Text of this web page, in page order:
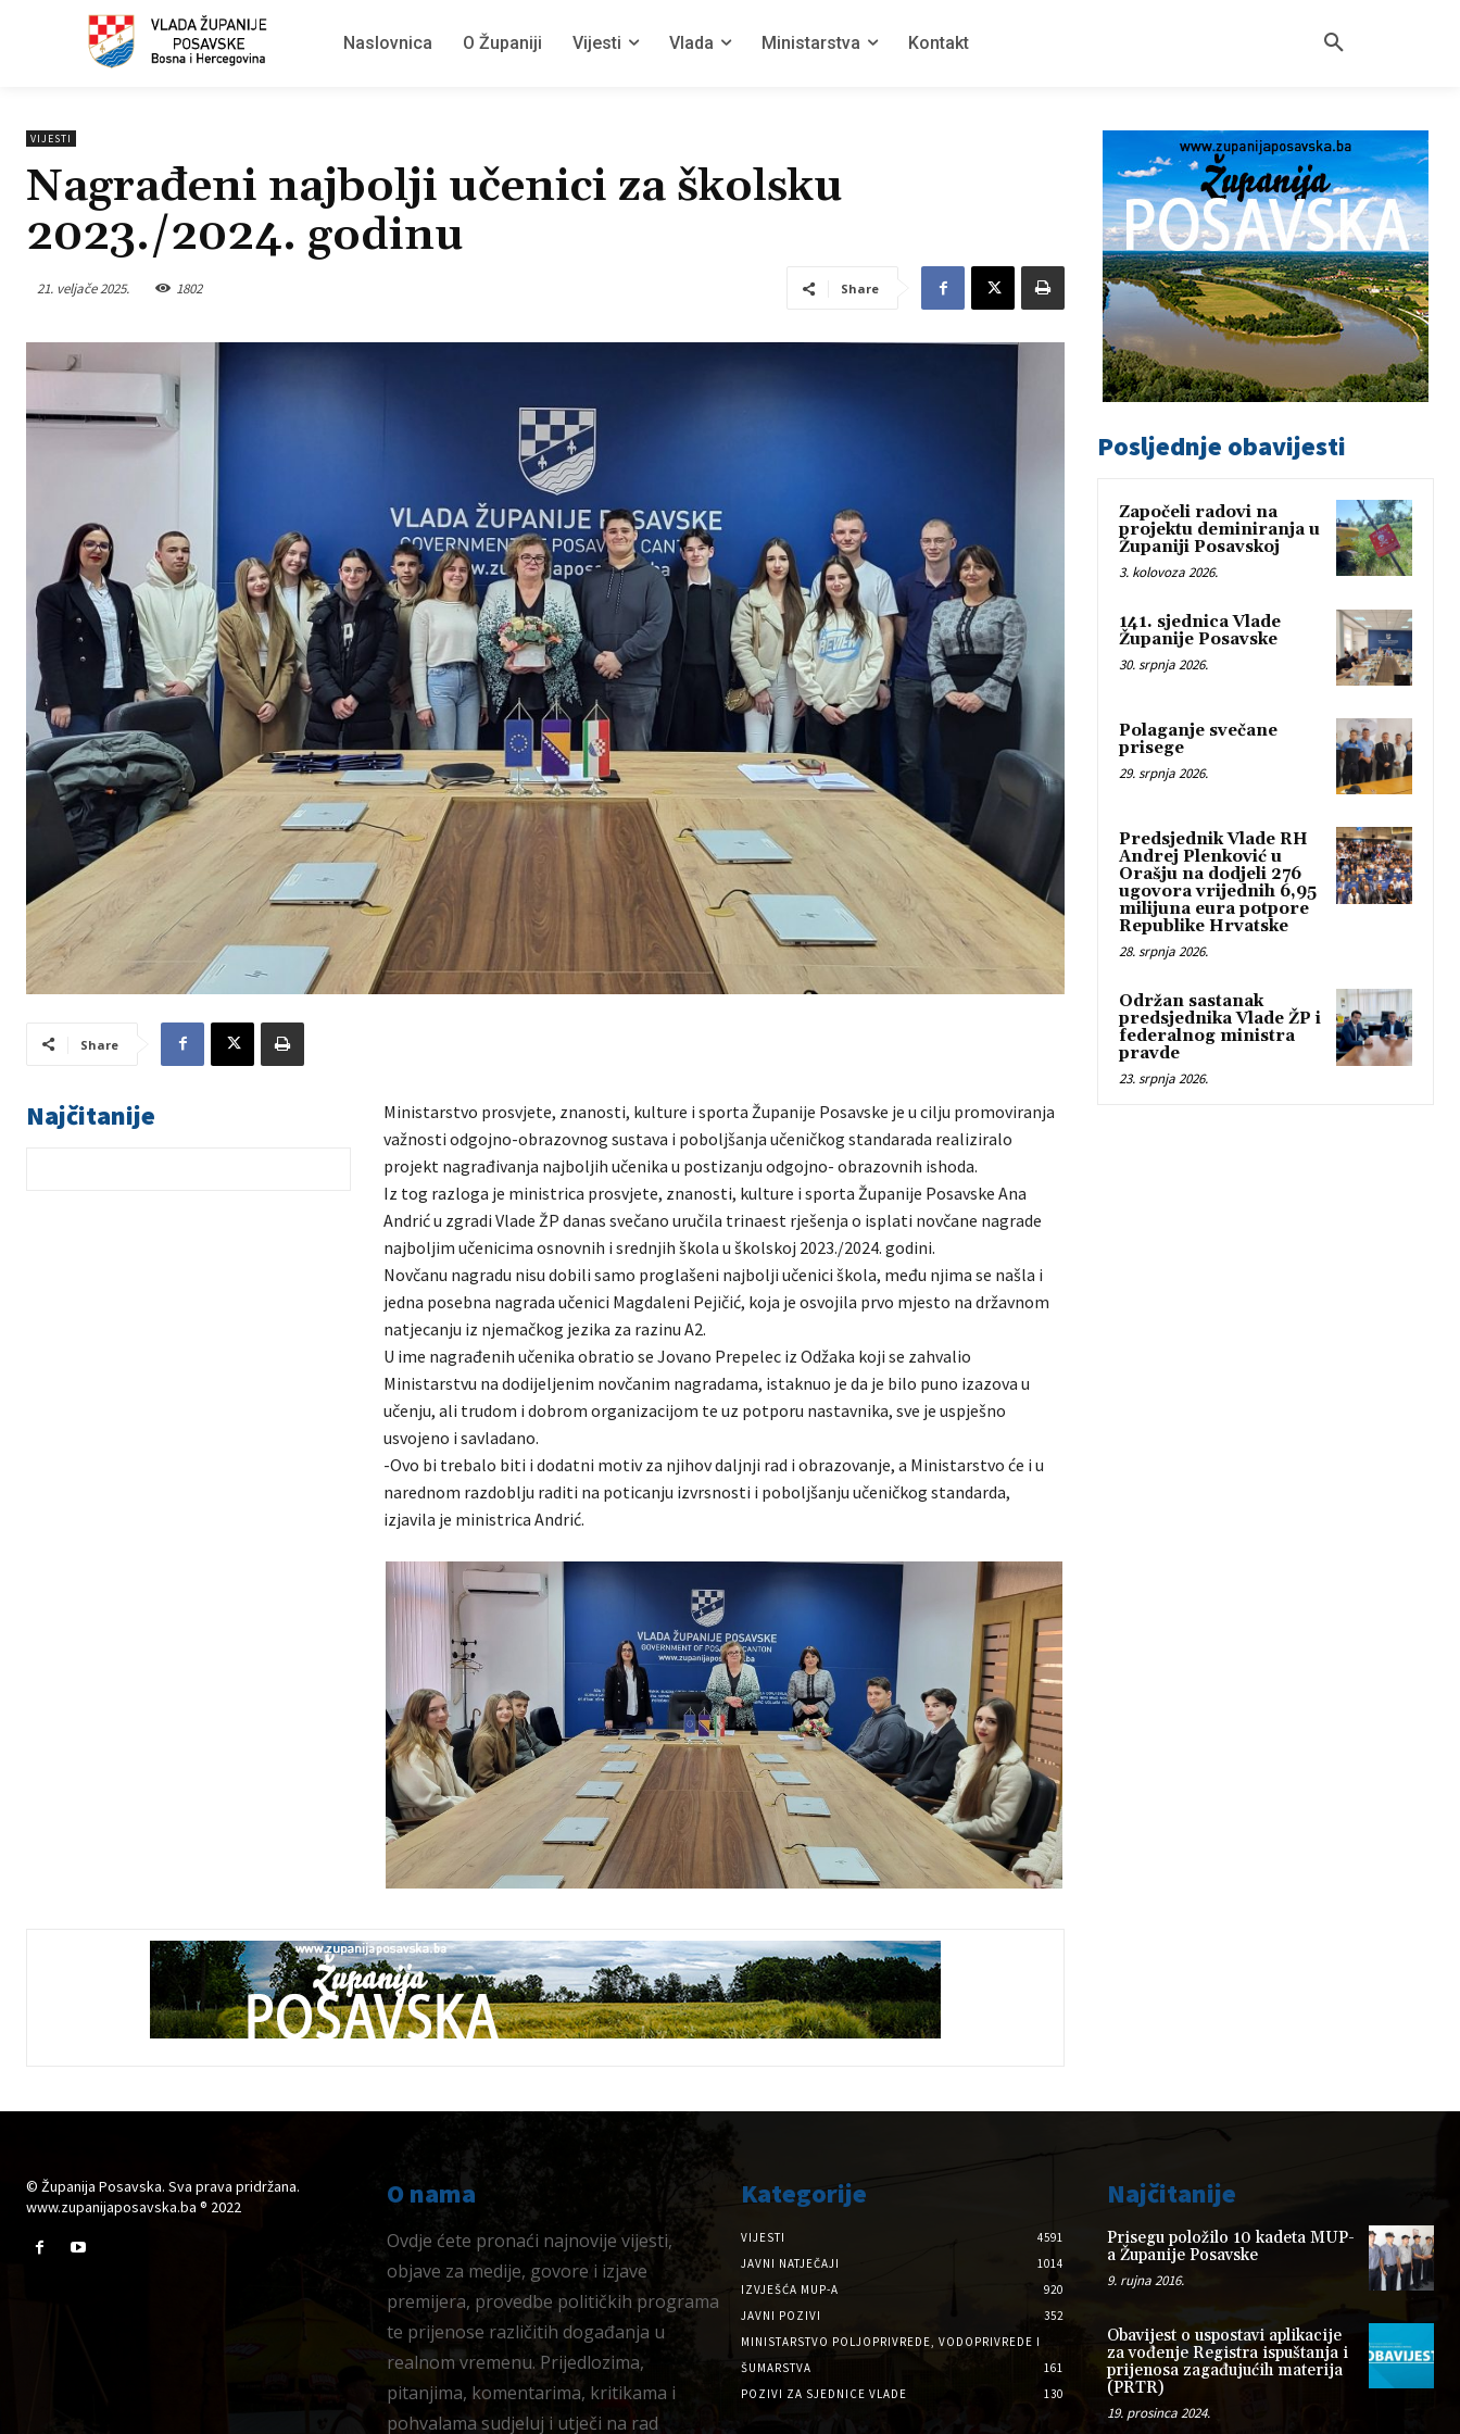
Naslovnica O Županiji Vijesti Vlada Ministarstva Kontakt
VIJESTI
Nagrađeni najbolji učenici za školsku
2023./2024. godinu
21. veljače 2025. 1802 Share
Share
Najčitanije
Ministarstvo prosvjete, znanosti, kulture i sporta Županije Posavske je u cilju promoviranja
važnosti odgojno-obrazovnog sustava i poboljšanja učeničkog standarada realiziralo
projekt nagrađivanja najboljih učenika u postizanju odgojno- obrazovnih ishoda.
Iz tog razloga je ministrica prosvjete, znanosti, kulture i sporta Županije Posavske Ana
Andrić u zgradi Vlade ŽP danas svečano uručila trinaest rješenja o isplati novčane nagrade
najboljim učenicima osnovnih i srednjih škola u školskoj 2023./2024. godini.
Novčanu nagradu nisu dobili samo proglašeni najbolji učenici škola, među njima se našla i
jedna posebna nagrada učenici Magdaleni Pejičić, koja je osvojila prvo mjesto na državnom
natjecanju iz njemačkog jezika za razinu A2.
U ime nagrađenih učenika obratio se Jovano Prepelec iz Odžaka koji se zahvalio
Ministarstvu na dodijeljenim novčanim nagradama, istaknuo je da je bilo puno izazova u
učenju, ali trudom i dobrom organizacijom te uz potporu nastavnika, sve je uspješno
usvojeno i savladano.
-Ovo bi trebalo biti i dodatni motiv za njihov daljnji rad i obrazovanje, a Ministarstvo će i u
narednom razdoblju raditi na poticanju izvrsnosti i poboljšanju učeničkog standarda,
izjavila je ministrica Andrić.
Posljednje obavijesti
Započeli radovi na
projektu deminiranja u
Županiji Posavskoj
3. kolovoza 2026.
141. sjednica Vlade
Županije Posavske
30. srpnja 2026.
Polaganje svečane
prisege
29. srpnja 2026.
Predsjednik Vlade RH
Andrej Plenković u
Orašju na dodjeli 276
ugovora vrijednih 6,95
milijuna eura potpore
Republike Hrvatske
28. srpnja 2026.
Održan sastanak
predsjednika Vlade ŽP i
federalnog ministra
pravde
23. srpnja 2026.
© Županija Posavska. Sva prava pridržana.
www.zupanijaposavska.ba ® 2022
O nama
Ovdje ćete pronaći najnovije vijesti,
objave za medije, govore i izjave
premijera, provedbe političkih programa
te prijenose različitih događanja u
realnom vremenu. Prijedlozima,
pitanjima, komentarima, kritikama i
pohvalama sudjeluj i utječi na rad
Kategorije
VIJESTI
4591
JAVNI NATJEČAJI
1014
IZVJEŠĆA MUP-A
920
JAVNI POZIVI
352
MINISTARSTVO POLJOPRIVREDE, VODOPRIVREDE I
ŠUMARSTVA
161
POZIVI ZA SJEDNICE VLADE
130
Najčitanije
Prisegu položilo 10 kadeta MUP-
a Županije Posavske
9. rujna 2016.
Obavijest o uspostavi aplikacije
za vođenje Registra ispuštanja i
prijenosa zagađujućih materija
(PRTR)
19. prosinca 2024.